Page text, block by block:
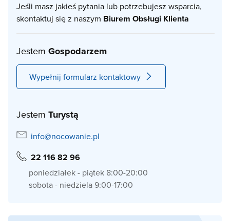
Jeśli masz jakieś pytania lub potrzebujesz wsparcia,
skontaktuj się z naszym Biurem Obsługi Klienta
Jestem Gospodarzem
Wypełnij formularz kontaktowy
Jestem Turystą
info@nocowanie.pl
22 116 82 96
poniedziałek - piątek 8:00-20:00
sobota - niedziela 9:00-17:00